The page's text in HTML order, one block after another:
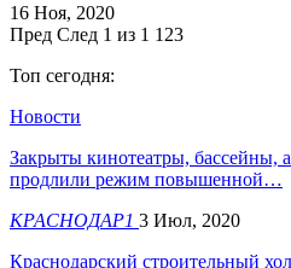
16 Ноя, 2020
Пред След 1 из 1 123
Топ сегодня:
Новости
Закрыты кинотеатры, бассейны,
продлили режим повышенной…
КРАСНОДАР1 3 Июл, 2020
Краснодарский строительный